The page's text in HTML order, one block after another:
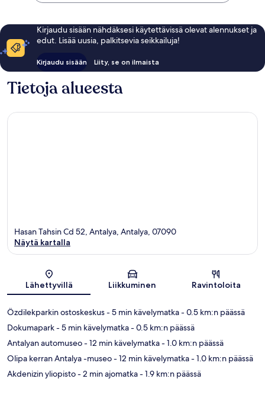
Kirjaudu sisään nähdäksesi käytettävissä olevat alennukset ja
edut. Lisää uusia, palkitsevia seikkailuja!
Kirjaudu sisään Liity, se on ilmaista
Tietoja alueesta
Kartta
Hasan Tahsin Cd 52, Antalya, Antalya, 07090
Näytä kartalla
Lähettyvillä Liikkuminen Ravintoloita
Özdilekparkin ostoskeskus- 5 min kävelymatka- 0.5 km:n päässä
Dokumapark- 5 min kävelymatka- 0.5 km:n päässä
Antalyan automuseo- 12 min kävelymatka- 1.0 km:n päässä
Olipa kerran Antalya -museo- 12 min kävelymatka- 1.0 km:n päässä
Akdenizin yliopisto- 2 min ajomatka- 1.9 km:n päässä